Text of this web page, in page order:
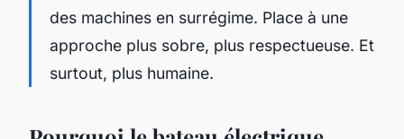
des machines en surrégime. Place à une
approche plus sobre, plus respectueuse. Et
surtout, plus humaine.